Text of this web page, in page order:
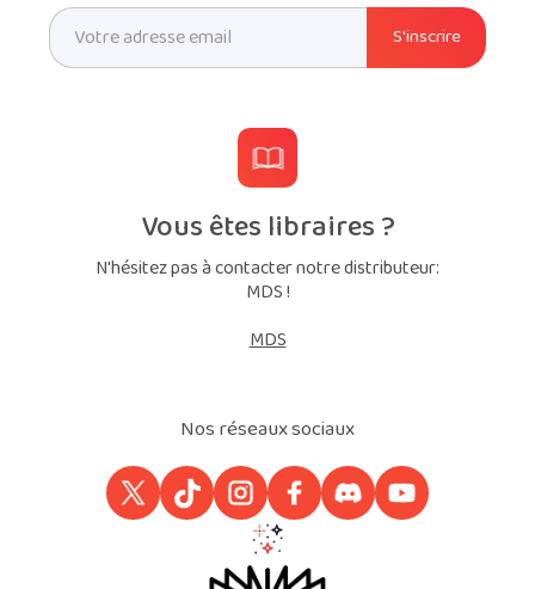
Vous êtes libraires ?
N'hésitez pas à contacter notre distributeur:
MDS !
MDS
Nos réseaux sociaux